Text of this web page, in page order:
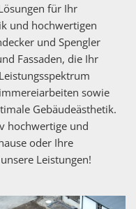
für Ihr
und hochwertigen
und Spengler
Fassaden, die Ihr
sowie
Gebäudeästhetik.
hochwertige und
oder Ihre
Leistungen!